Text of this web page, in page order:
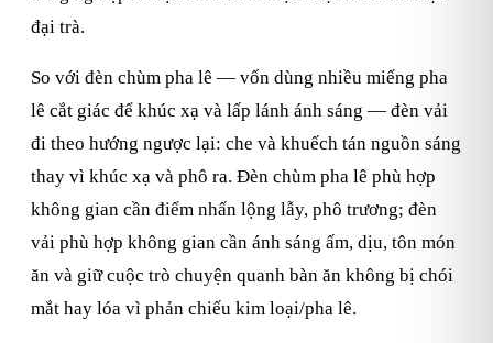
đại trà.
So với đèn chùm pha lê — vốn dùng nhiều miếng pha
lê cắt giác để khúc xạ và lấp lánh ánh sáng — đèn vải
đi theo hướng ngược lại: che và khuếch tán nguồn sáng
thay vì khúc xạ và phô ra. Đèn chùm pha lê phù hợp
không gian cần điểm nhấn lộng lẫy, phô trương; đèn
vải phù hợp không gian cần ánh sáng ấm, dịu, tôn món
ăn và giữ cuộc trò chuyện quanh bàn ăn không bị chói
mắt hay lóa vì phản chiếu kim loại/pha lê.